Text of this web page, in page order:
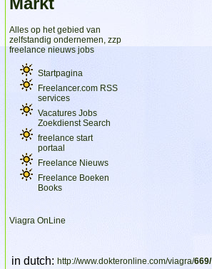
Alles op het gebied van
zelfstandig ondernemen, zzp
freelance nieuws jobs
Startpagina
Freelancer.com RSS
services
Vacatures Jobs
Zoekdienst Search
freelance start
portaal
Freelance Nieuws
Freelance Boeken
Books
Viagra OnLine
in dutch: http://www.dokteronline.com/viagra/669/